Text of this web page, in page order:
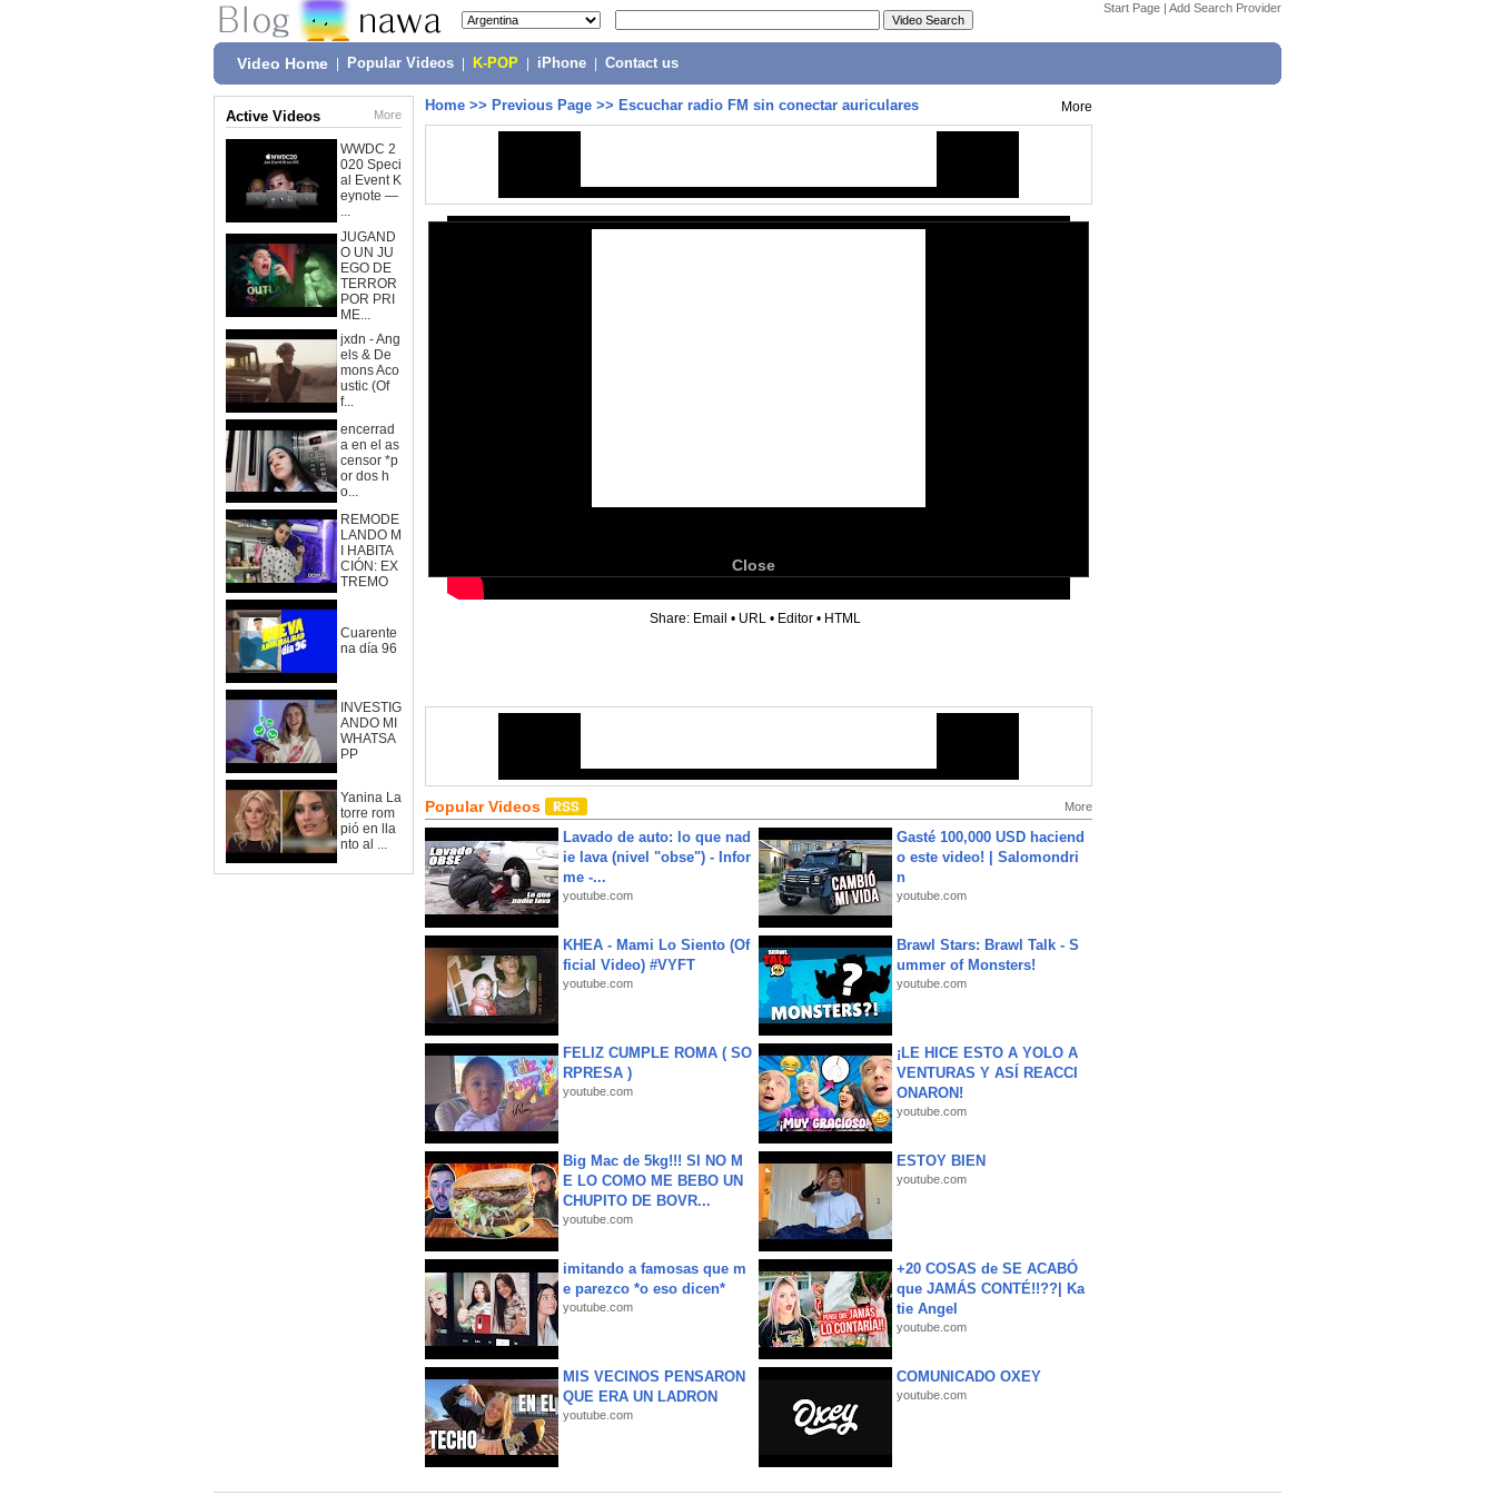
Start Page | Add Search Provider
Video Home Popular Videos K-POP iPhone Contact us
Active Videos More
WWDC 2
020 Speci
al Event K
eynote —
...
JUGAND
O UN JU
EGO DE
TERROR
POR PRI
ME...
jxdn - Ang
els & De
mons Aco
ustic (Of
f...
encerrad
a en el as
censor *p
or dos h
o...
REMODE
LANDO M
I HABITA
CIÓN: EX
TREMO
Cuarente
na día 96
INVESTIG
ANDO MI
WHATSA
PP
Yanina La
torre rom
pió en lla
nto al ...
Home >> Previous Page >> Escuchar radio FM sin conectar auriculares More
Close
Share: Email • URL • Editor • HTML
Popular Videos More
Lavado de auto: lo que nad
ie lava (nivel "obse") - Infor
me -...
youtube.com
Gasté 100,000 USD haciend
o este video! | Salomondri
n
youtube.com
KHEA - Mami Lo Siento (Of
ficial Video) #VYFT
youtube.com
Brawl Stars: Brawl Talk - S
ummer of Monsters!
youtube.com
FELIZ CUMPLE ROMA ( SO
RPRESA )
youtube.com
¡LE HICE ESTO A YOLO A
VENTURAS Y ASÍ REACCI
ONARON!
youtube.com
Big Mac de 5kg!!! SI NO M
E LO COMO ME BEBO UN
CHUPITO DE BOVR...
youtube.com
ESTOY BIEN
youtube.com
imitando a famosas que m
e parezco *o eso dicen*
youtube.com
+20 COSAS de SE ACABÓ
que JAMÁS CONTÉ!!??| Ka
tie Angel
youtube.com
MIS VECINOS PENSARON
QUE ERA UN LADRON
youtube.com
COMUNICADO OXEY
youtube.com